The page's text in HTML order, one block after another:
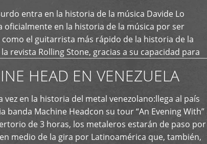
entra en la historia de la música Davide Lo
oficialmente en la historia de la música por ser
el guitarrista más rápido de la historia de la
revista Rolling Stone, gracias a su capacidad para
HEAD EN VENEZUELA
vez en la historia del metal venezolano:llega al país
banda Machine Headcon su tour “An Evening With”
de 3 horas, los metaleros estarán de paso por
medio de la gira por Latinoamérica que, también,